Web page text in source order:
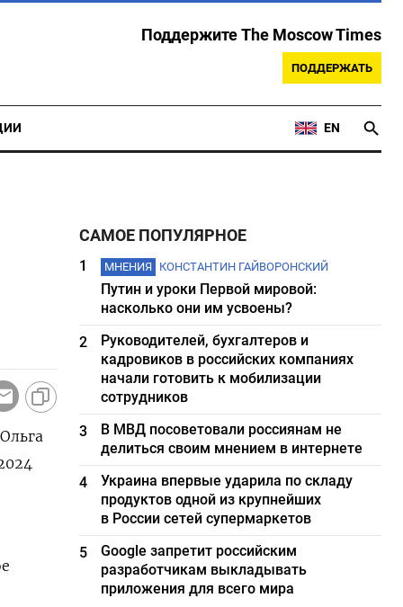
Поддержите The Moscow Times
ПОДДЕРЖАТЬ
EN
САМОЕ ПОПУЛЯРНОЕ
1 МНЕНИЯ КОНСТАНТИН ГАЙВОРОНСКИЙ
Путин и уроки Первой мировой:
насколько они им усвоены?
2
Руководителей, бухгалтеров и
кадровиков в российских компаниях
начали готовить к мобилизации
сотрудников
3
В МВД посоветовали россиянам не
делиться своим мнением в интернете
4
Украина впервые ударила по складу
продуктов одной из крупнейших
в России сетей супермаркетов
5
Google запретит российским
разработчикам выкладывать
приложения для всего мира